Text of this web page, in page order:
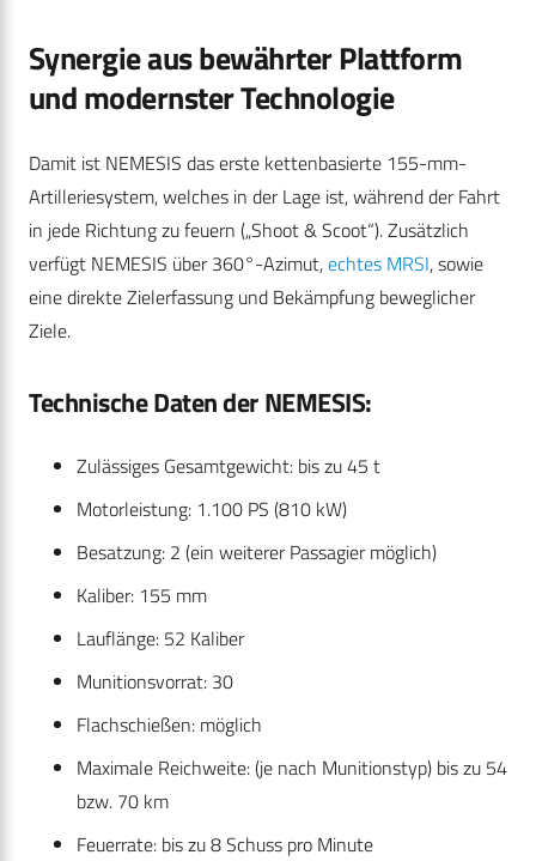
Synergie aus bewährter Plattform
und modernster Technologie
Damit ist NEMESIS das erste kettenbasierte 155-mm-
Artilleriesystem, welches in der Lage ist, während der Fahrt
in jede Richtung zu feuern („Shoot & Scoot“). Zusätzlich
verfügt NEMESIS über 360°-Azimut,echtes MRSI, sowie
eine direkte Zielerfassung und Bekämpfung beweglicher
Ziele.
Technische Daten der NEMESIS:
Zulässiges Gesamtgewicht: bis zu 45 t
Motorleistung: 1.100 PS (810 kW)
Besatzung: 2 (ein weiterer Passagier möglich)
Kaliber: 155 mm
Lauflänge: 52 Kaliber
Munitionsvorrat: 30
Flachschießen: möglich
Maximale Reichweite: (je nach Munitionstyp) bis zu 54
bzw. 70 km
Feuerrate: bis zu 8 Schuss pro Minute